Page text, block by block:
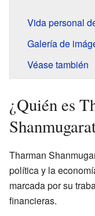
Vida personal
Galería de
Véase también
¿Quién es
Tharman
política y la
marcada por su
financieras.